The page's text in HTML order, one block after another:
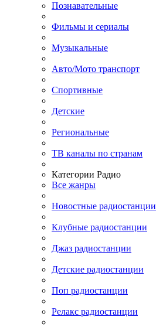
Познавательные
Фильмы и сериалы
Музыкальные
Авто/Мото транспорт
Спортивные
Детские
Региональные
ТВ каналы по странам
Категории Радио
Все жанры
Новостные радиостанции
Клубные радиостанции
Джаз радиостанции
Детские радиостанции
Поп радиостанции
Релакс радиостанции